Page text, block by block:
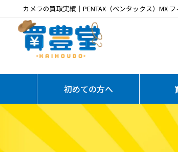
カメラの買取実績｜PENTAX（ペンタックス）MX
初めての方へ